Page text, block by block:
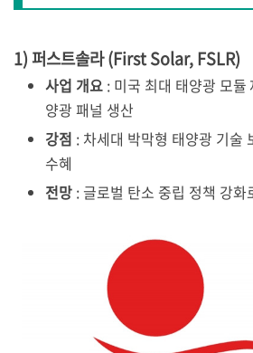
1) 퍼스트솔라 (First Solar, FSLR)
사업 개요 : 미국 최대 태양광 모듈
양광 패널 생산
강점 : 차세대 박막형 태양광 기술
수혜
전망 : 글로벌 탄소 중립 정책 강화